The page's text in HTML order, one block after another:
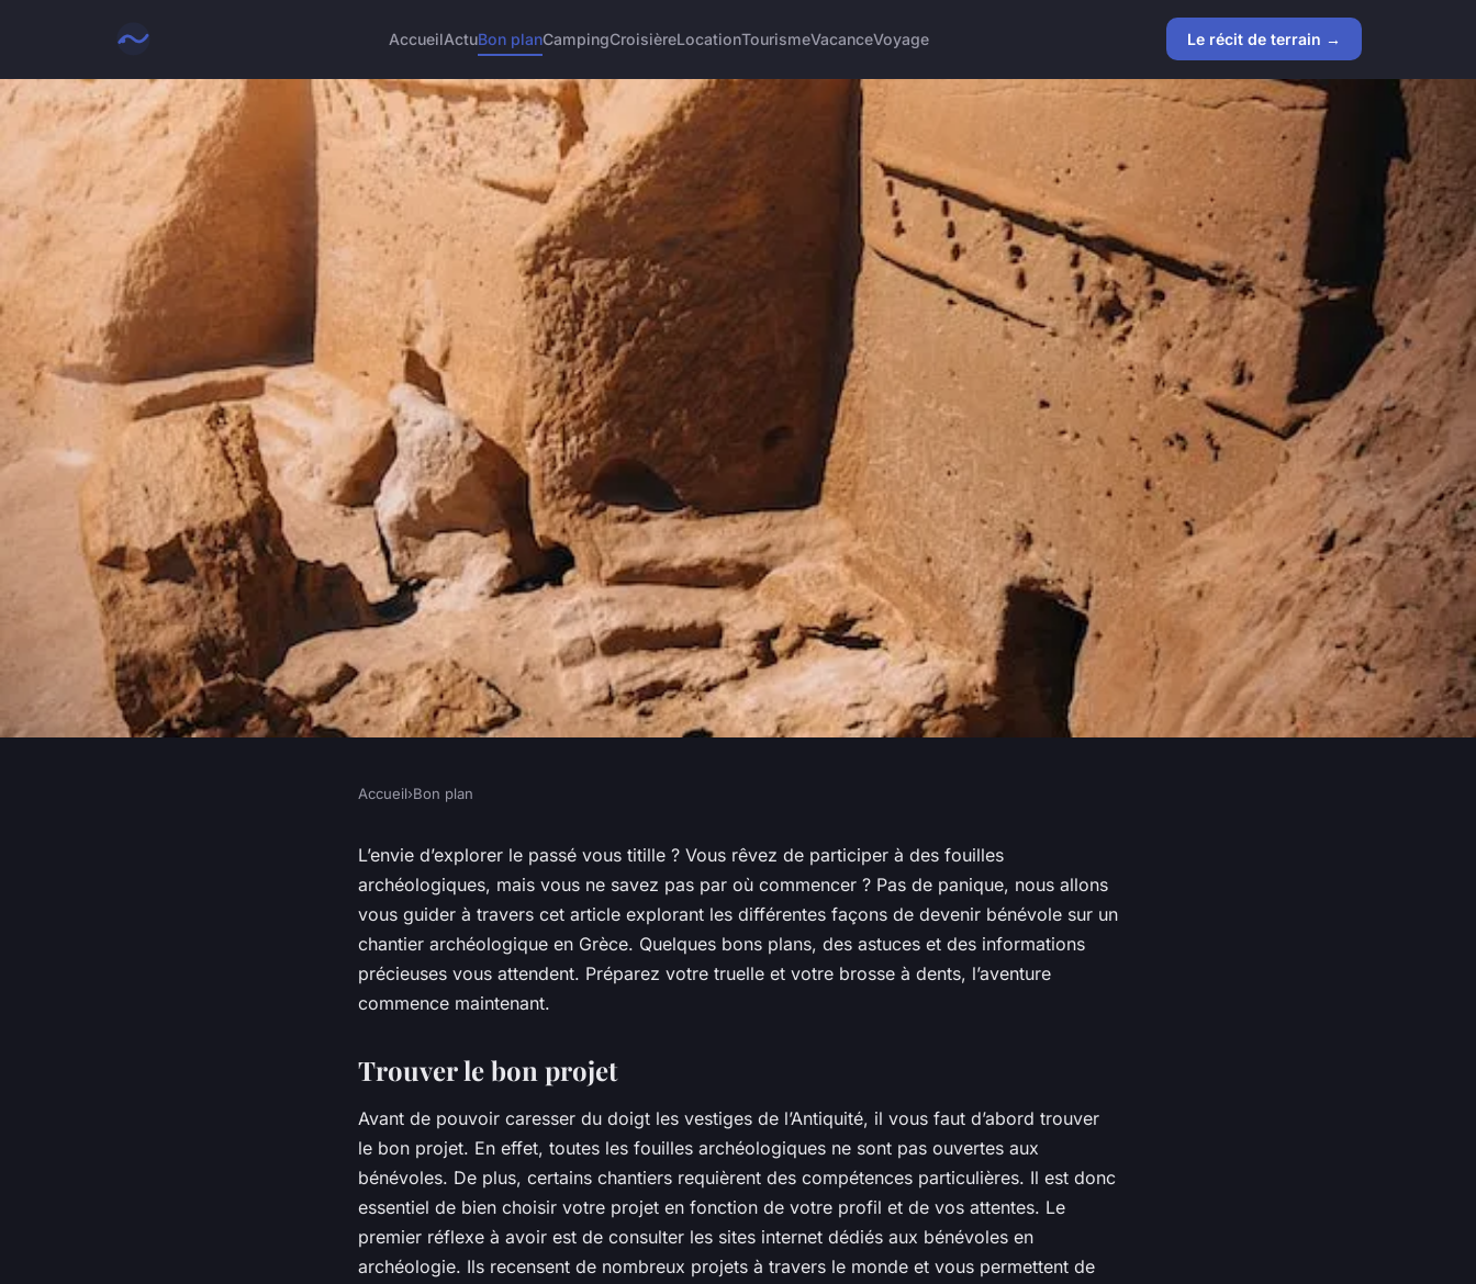
AccueilActuBon planCampingCroisièreLocationTourismeVacanceVoyage Le récit de terrain →
Comment participer à des fouilles
archéologiques en tant que bénévole
Accueil›Bon plan
L’envie d’explorer le passé vous titille ? Vous rêvez de participer à des fouilles
archéologiques, mais vous ne savez pas par où commencer ? Pas de panique, nous allons
vous guider à travers cet article explorant les différentes façons de devenir bénévole sur un
chantier archéologique en Grèce. Quelques bons plans, des astuces et des informations
précieuses vous attendent. Préparez votre truelle et votre brosse à dents, l’aventure
commence maintenant.
Trouver le bon projet
Avant de pouvoir caresser du doigt les vestiges de l’Antiquité, il vous faut d’abord trouver
le bon projet. En effet, toutes les fouilles archéologiques ne sont pas ouvertes aux
bénévoles. De plus, certains chantiers requièrent des compétences particulières. Il est donc
essentiel de bien choisir votre projet en fonction de votre profil et de vos attentes. Le
premier réflexe à avoir est de consulter les sites internet dédiés aux bénévoles en
archéologie. Ils recensent de nombreux projets à travers le monde et vous permettent de